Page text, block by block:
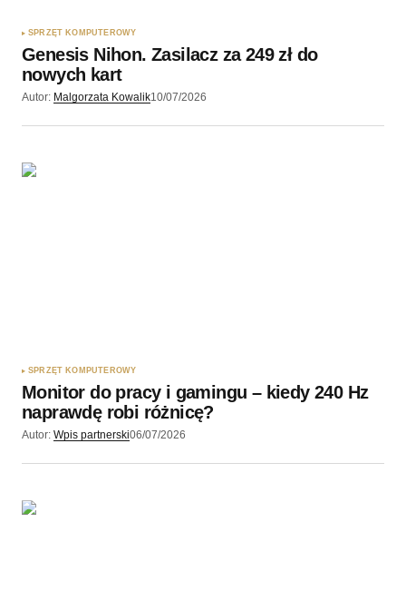
SPRZĘT KOMPUTEROWY
Genesis Nihon. Zasilacz za 249 zł do
nowych kart
Autor: Malgorzata Kowalik10/07/2026
SPRZĘT KOMPUTEROWY
Monitor do pracy i gamingu – kiedy 240 Hz
naprawdę robi różnicę?
Autor: Wpis partnerski06/07/2026